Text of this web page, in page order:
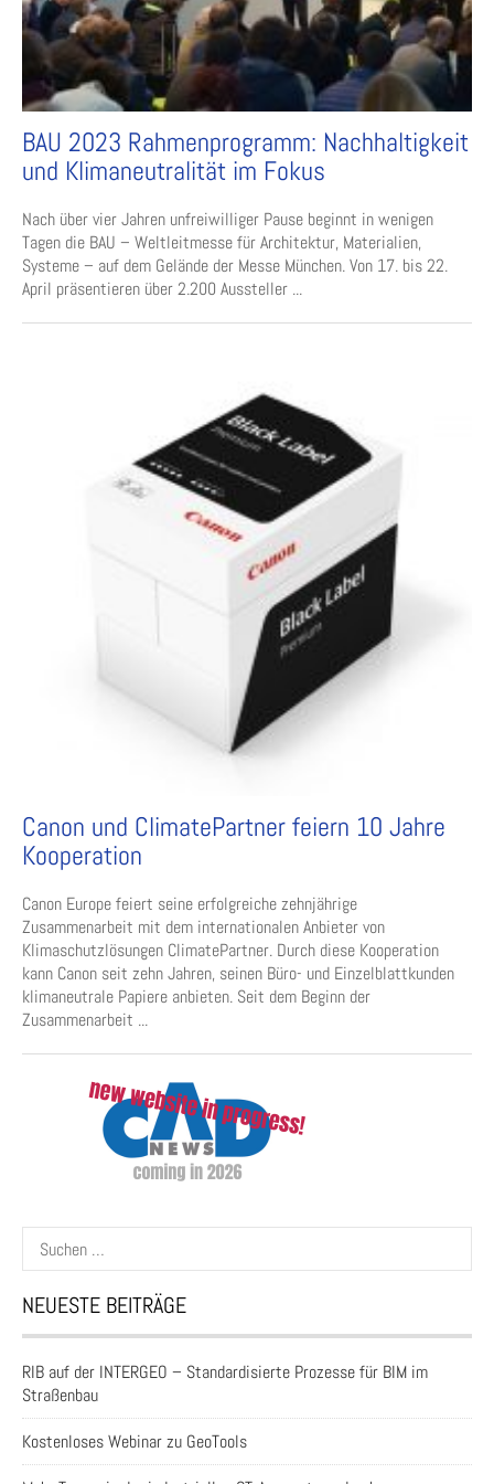
BAU 2023 Rahmenprogramm: Nachhaltigkeit
und Klimaneutralität im Fokus
Nach über vier Jahren unfreiwilliger Pause beginnt in wenigen
Tagen die BAU – Weltleitmesse für Architektur, Materialien,
Systeme – auf dem Gelände der Messe München. Von 17. bis 22.
April präsentieren über 2.200 Aussteller ...
Canon und ClimatePartner feiern 10 Jahre
Kooperation
Canon Europe feiert seine erfolgreiche zehnjährige
Zusammenarbeit mit dem internationalen Anbieter von
Klimaschutzlösungen ClimatePartner. Durch diese Kooperation
kann Canon seit zehn Jahren, seinen Büro- und Einzelblattkunden
klimaneutrale Papiere anbieten. Seit dem Beginn der
Zusammenarbeit ...
Suchen
nach:
NEUESTE BEITRÄGE
RIB auf der INTERGEO – Standardisierte Prozesse für BIM im
Straßenbau
Kostenloses Webinar zu GeoTools